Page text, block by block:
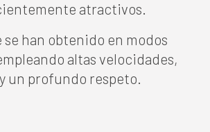
atractivos.
se han obtenido en modos
altas velocidades,
un profundo respeto.